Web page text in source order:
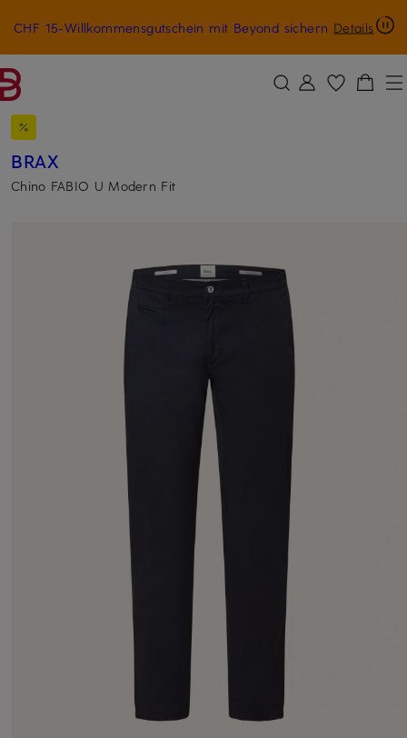
ZUM HAUPTINHALT ÜBERSPRINGEN ZUM SUCHFELD ÜBERSPRINGEN
CHF 15-Willkommensgutschein mit Beyond sichern Details
BRAX
Chino FABIO U Modern Fit